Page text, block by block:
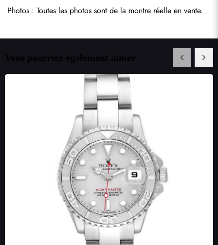
Photos : Toutes les photos sont de la montre réelle en vente.
Vous pourriez également aimer